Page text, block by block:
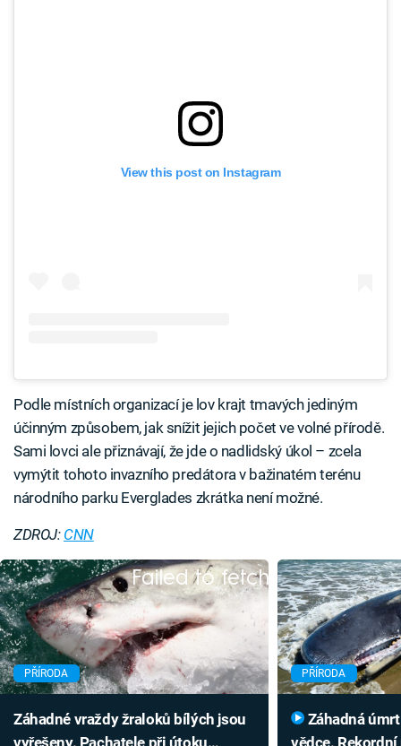
View this post on Instagram
Podle místních organizací je lov krajt tmavých jediným
účinným způsobem, jak snížit jejich počet ve volné přírodě.
Sami lovci ale přiznávají, že jde o nadlidský úkol – zcela
vymýtit tohoto invazního predátora v bažinatém terénu
národního parku Everglades zkrátka není možné.
ZDROJ: CNN
Failed to fetch
PŘÍRODA
Záhadné vraždy žraloků bílých jsou
vyřešeny. Pachatele při útoku
PŘÍRODA
vědce.